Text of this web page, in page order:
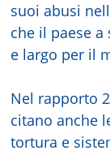
suoi abusi
che il paese
e largo per il
Nel rapporto
citano anche
tortura e